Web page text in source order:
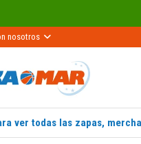
nosotros
ver todas las zapas,